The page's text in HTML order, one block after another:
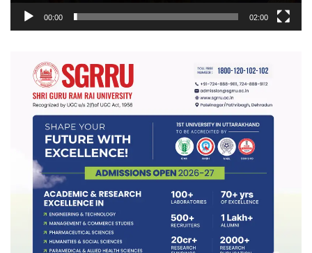
00:00 02:00